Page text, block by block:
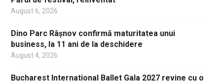
August 6, 2026
Dino Parc Râșnov confirmă maturitatea unui
business, la 11 ani de la deschidere
August 4, 2026
Bucharest International Ballet Gala 2027 revine cu o